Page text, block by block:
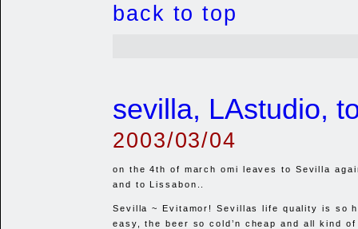
back to top
sevilla, LAstudio,
2003/03/04
on the 4th of march omi leaves to Sevilla
and to Lissabon..
Sevilla ~ Evitamor! Sevillas life quality is so
easy, the beer so cold’n cheap and all kind